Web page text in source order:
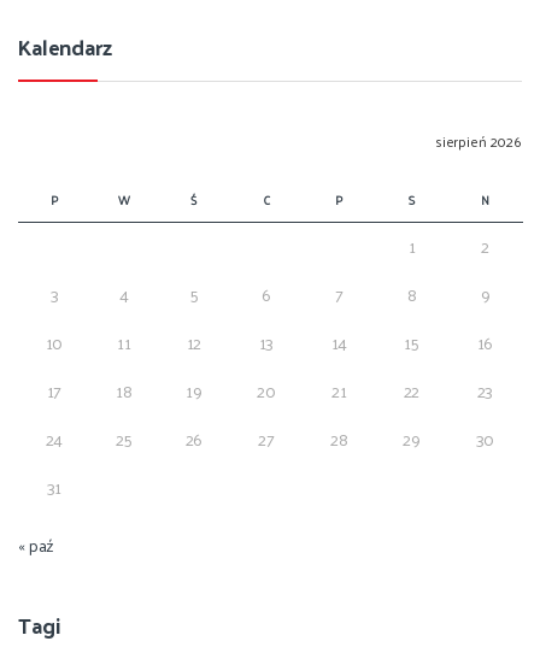
Kalendarz
sierpień 2026
P W Ś C P S N
1
2
3
4 5 6 7 8
9
10
11 12 13 14 15
16
17
18 19 20 21 22
23
24
25 26 27 28 29
30
31
« paź
Tagi